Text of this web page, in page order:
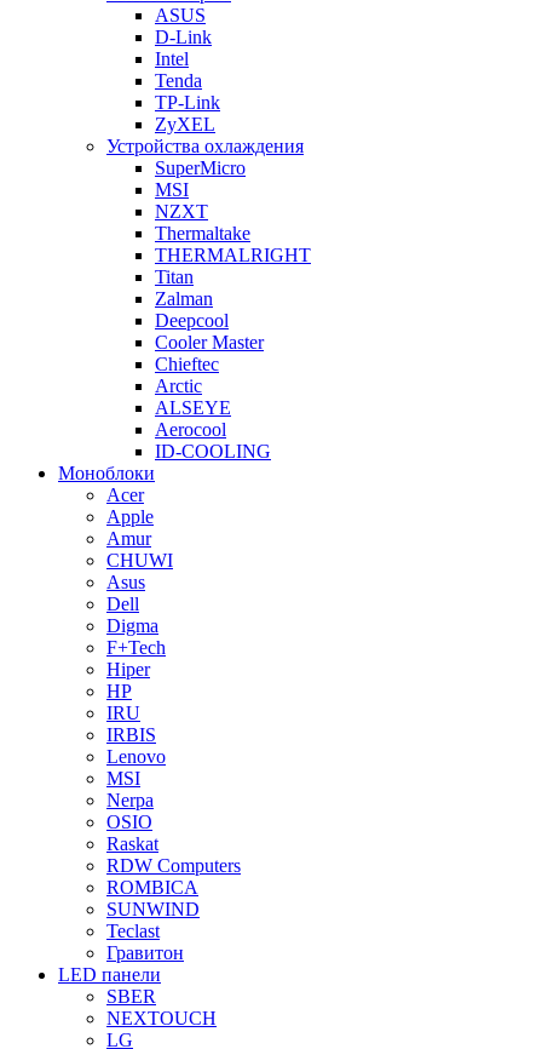
ASUS
D-Link
Intel
Tenda
TP-Link
ZyXEL
Устройства охлаждения
SuperMicro
MSI
NZXT
Thermaltake
THERMALRIGHT
Titan
Zalman
Deepcool
Cooler Master
Chieftec
Arctic
ALSEYE
Aerocool
ID-COOLING
Моноблоки
Acer
Apple
Amur
CHUWI
Asus
Dell
Digma
F+Tech
Hiper
HP
IRU
IRBIS
Lenovo
MSI
Nerpa
OSIO
Raskat
RDW Computers
ROMBICA
SUNWIND
Teclast
Гравитон
LED панели
SBER
NEXTOUCH
LG